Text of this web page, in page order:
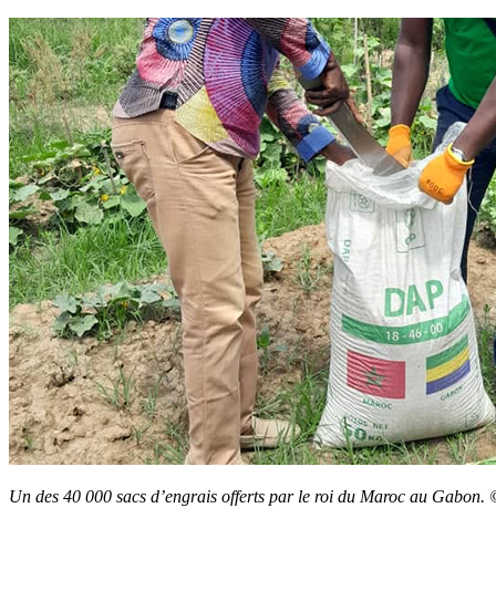
Un des 40 000 sacs d’engrais offerts par le roi du Maroc au